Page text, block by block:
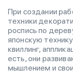
При создании
техники
роспись по
японскую
квиллинг,
есть, они
мышлением и